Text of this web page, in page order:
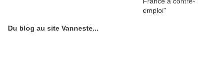
Du blog au site Vanneste...